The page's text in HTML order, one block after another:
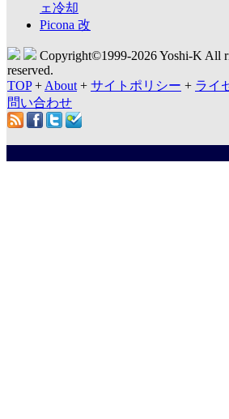
ェ冷却
Picona 改
Copyright©1999-2026 Yoshi-K All
reserved.
TOP+ About + サイトポリシー + ライ
問い合わせ